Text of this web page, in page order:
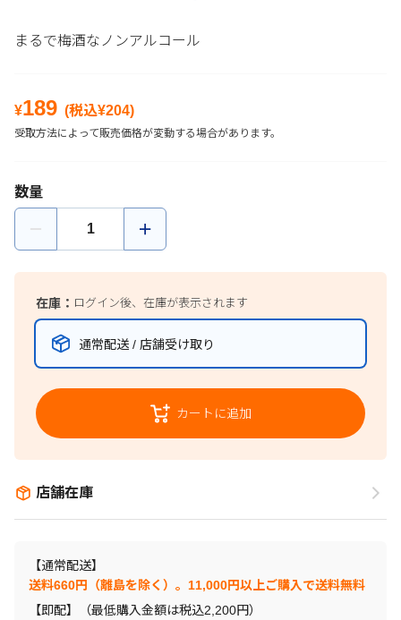
まるで梅酒なノンアルコール
¥189 (税込¥204)
受取方法によって販売価格が変動する場合があります。
数量
在庫： ログイン後、在庫が表示されます
通常配送 / 店舗受け取り
カートに追加
店舗在庫
【通常配送】
送料660円（離島を除く）。11,000円以上ご購入で送料無料
【即配】（最低購入金額は税込2,200円）